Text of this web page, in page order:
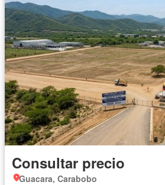
Consultar precio
Guacara, Carabobo